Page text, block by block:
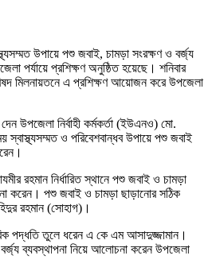
উপায়ে পশু জবাই, চামড়া সংরক্ষণ ও বর্জ্য
পর্যায়ে প্রশিক্ষণ অনুষ্ঠিত হয়েছে। শনিবার
মিলনায়তনে এ প্রশিক্ষণ আয়োজন করে উপজেলা
উপজেলা নির্বাহী কর্মকর্তা (ইউএনও) মো.
স্বাস্থ্যসম্মত ও পরিবেশবান্ধব উপায়ে পশু জবাই
রহমান নির্ধারিত স্থানে পশু জবাই ও চামড়া
করেন। পশু জবাই ও চামড়া ছাড়ানোর সঠিক
রহমান (সোহাগ)।
পদ্ধতি তুলে ধরেন এ কে এম আসাদুজ্জামান।
ব্যবস্থাপনা নিয়ে আলোচনা করেন উপজেলা